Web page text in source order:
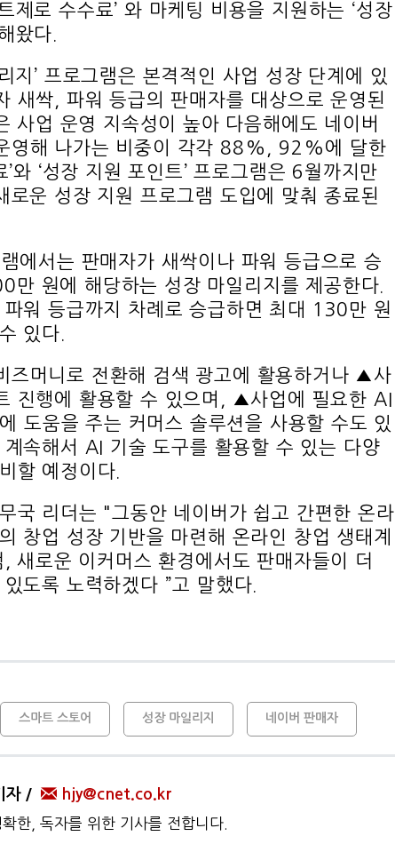
제로 수수료’ 와 마케팅 비용을 지원하는 ‘성장
왔다.
지’ 프로그램은 본격적인 사업 성장 단계에 있
새싹, 파워 등급의 판매자를 대상으로 운영된
사업 운영 지속성이 높아 다음해에도 네이버
영해 나가는 비중이 각각 88%, 92%에 달한
와 ‘성장 지원 포인트’ 프로그램은 6월까지만
로운 성장 지원 프로그램 도입에 맞춰 종료된
에서는 판매자가 새싹이나 파워 등급으로 승
원에 해당하는 성장 마일리지를 제공한다.
워 등급까지 차례로 승급하면 최대 130만 원
있다.
즈머니로 전환해 검색 광고에 활용하거나 ▲사
진행에 활용할 수 있으며, ▲사업에 필요한 AI
도움을 주는 커머스 솔루션을 사용할 수도 있
속해서 AI 기술 도구를 활용할 수 있는 다양
할 예정이다.
국 리더는 "그동안 네이버가 쉽고 간편한 온라
창업 성장 기반을 마련해 온라인 창업 생태계
새로운 이커머스 환경에서도 판매자들이 더
도록 노력하겠다 ”고 말했다.
스마트 스토어 성장 마일리지 네이버 판매자
자 hjy@cnet.co.kr
한, 독자를 위한 기사를 전합니다.